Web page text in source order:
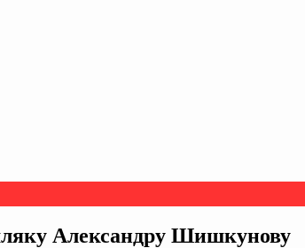
Александру Шишкунову